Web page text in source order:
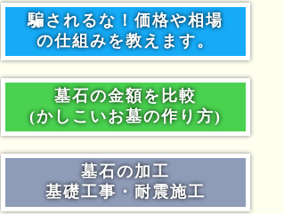
騙されるな！価格や相場
の仕組みを教えます。
墓石の金額を比較
(かしこいお墓の作り方)
墓石の加工
基礎工事・耐震施工